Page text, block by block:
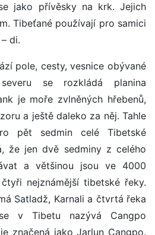
jako přívěsky na krk. Jejich
Tibeťané používají pro samici
di.
pole, cesty, vesnice obývané
se rozkládá planina
je moře zvlněných hřebenů,
a ještě daleko za něj. Tahle
pět sedmin celé Tibetské
že jen dvě sedminy z celého
a většinou jsou ve 4000
nejznámější tibetské řeky.
Satladž, Karnali a čtvrtá řeka
v Tibetu nazývá Cangpo
značená jako Jarlun Cangpo.